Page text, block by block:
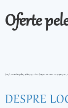
Oferte
DESPRE